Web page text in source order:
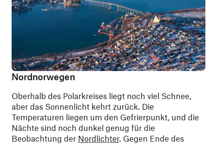
Nordnorwegen
Oberhalb des Polarkreises liegt noch viel Schnee,
aber das Sonnenlicht kehrt zurück. Die
Temperaturen liegen um den Gefrierpunkt, und die
Nächte sind noch dunkel genug für die
Beobachtung der Nordlichter. Gegen Ende des